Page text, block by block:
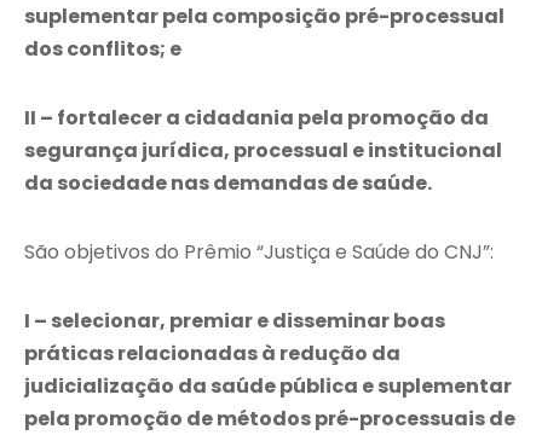
suplementar pela composição pré-processual
dos conflitos; e
II – fortalecer a cidadania pela promoção da
segurança jurídica, processual e institucional
da sociedade nas demandas de saúde.
São objetivos do Prêmio “Justiça e Saúde do CNJ”:
I – selecionar, premiar e disseminar boas
práticas relacionadas à redução da
judicialização da saúde pública e suplementar
pela promoção de métodos pré-processuais de